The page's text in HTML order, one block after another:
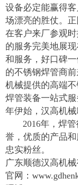
设备必定能赢得
场漂亮的胜仗。
在客户来厂参观
的服务完美地展
和服务，好口碑
的不锈钢焊管商
机械提供的高端
焊管装备一站式
年伊始，汉高机械
2016年，焊
誉，优质的产品
忠实粉丝。
广东顺德汉高机械
官网：